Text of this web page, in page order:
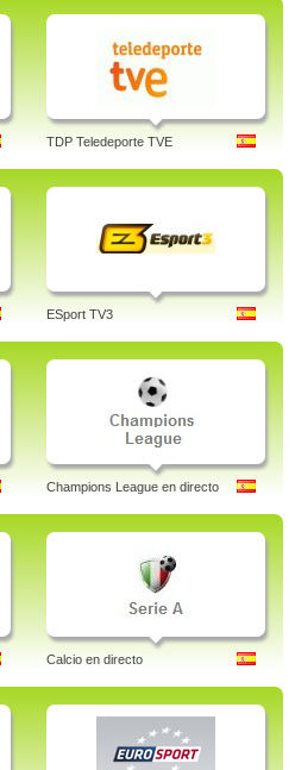
TDP Teledeporte TVE
ESport TV3
Champions League en directo
Calcio en directo